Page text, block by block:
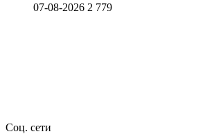
07-08-2026 2 779
Соц. сети